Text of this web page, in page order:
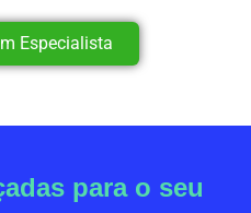
Especialista
para o seu